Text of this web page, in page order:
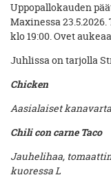
Uppopallokauden
Maxinessa
klo 19:00. Ovet
Juhlissa on tarjolla
Chicken
Aasialaiset
Chili con carne Taco
Jauhelihaa,
kuoressa L